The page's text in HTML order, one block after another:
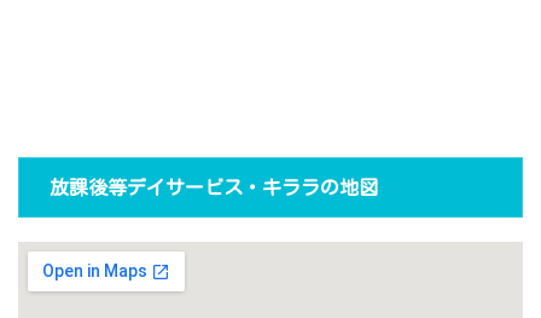
放課後等デイサービス・キララの地図